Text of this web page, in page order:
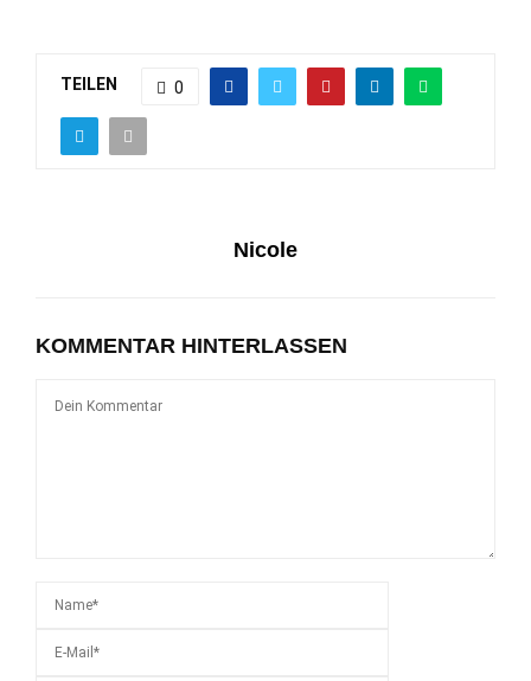
TEILEN 0
Nicole
KOMMENTAR HINTERLASSEN